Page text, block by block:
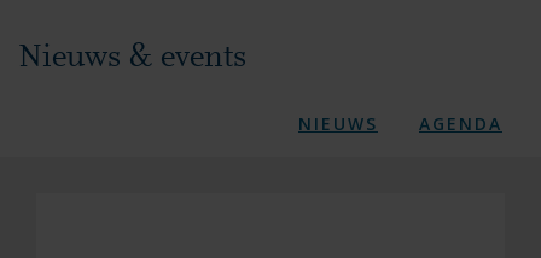
Nieuws & events
NIEUWS AGENDA